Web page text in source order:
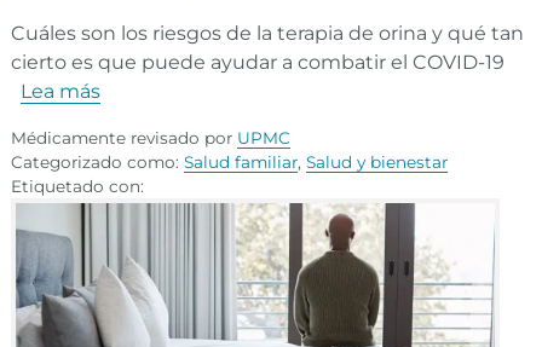
Cuáles son los riesgos de la terapia de orina y qué tan
cierto es que puede ayudar a combatir el COVID-19
Lea más
Médicamente revisado por UPMC
Categorizado como: Salud familiar, Salud y bienestar
Etiquetado con: